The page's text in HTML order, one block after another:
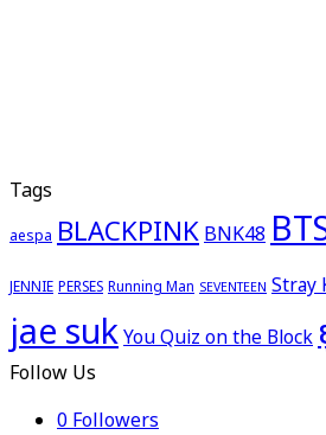
Tags
aespa BLACKPINKBNK48
JENNIE PERSES Running Man SEVENTEEN Stray
jae sukYou Quiz on the Block
Follow Us
0Followers